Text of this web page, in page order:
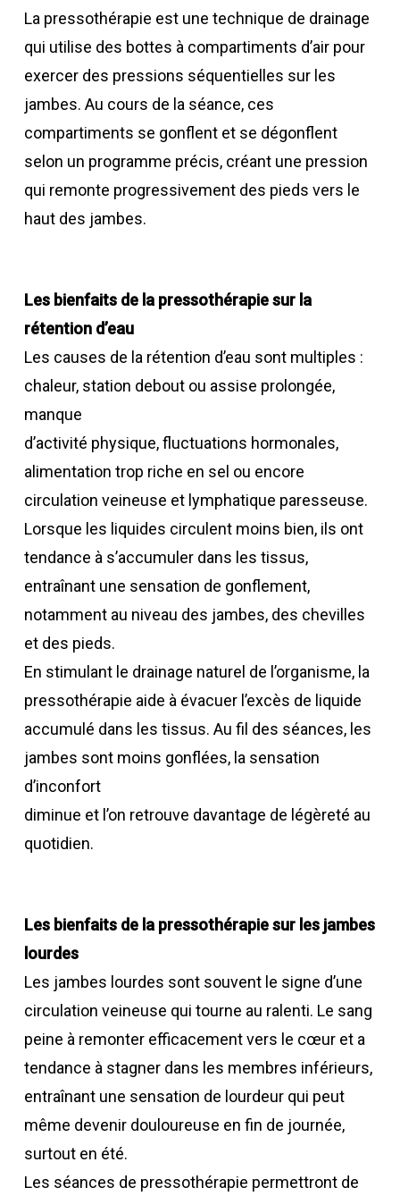
La pressothérapie est une technique de drainage
qui utilise des bottes à compartiments d’air pour
exercer des pressions séquentielles sur les
jambes. Au cours de la séance, ces
compartiments se gonflent et se dégonflent
selon un programme précis, créant une pression
qui remonte progressivement des pieds vers le
haut des jambes.
Les bienfaits de la pressothérapie sur la
rétention d’eau
Les causes de la rétention d’eau sont multiples :
chaleur, station debout ou assise prolongée,
manque
d’activité physique, fluctuations hormonales,
alimentation trop riche en sel ou encore
circulation veineuse et lymphatique paresseuse.
Lorsque les liquides circulent moins bien, ils ont
tendance à s’accumuler dans les tissus,
entraînant une sensation de gonflement,
notamment au niveau des jambes, des chevilles
et des pieds.
En stimulant le drainage naturel de l’organisme, la
pressothérapie aide à évacuer l’excès de liquide
accumulé dans les tissus. Au fil des séances, les
jambes sont moins gonflées, la sensation
d’inconfort
diminue et l’on retrouve davantage de légèreté au
quotidien.
Les bienfaits de la pressothérapie sur les jambes
lourdes
Les jambes lourdes sont souvent le signe d’une
circulation veineuse qui tourne au ralenti. Le sang
peine à remonter efficacement vers le cœur et a
tendance à stagner dans les membres inférieurs,
entraînant une sensation de lourdeur qui peut
même devenir douloureuse en fin de journée,
surtout en été.
Les séances de pressothérapie permettront de